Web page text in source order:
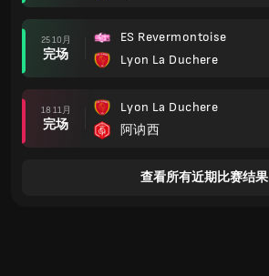
25 10月
完场
ES Revermontoise
Lyon La Duchere
18 11月
完场
Lyon La Duchere
阿讷西
查看所有近期比赛结果